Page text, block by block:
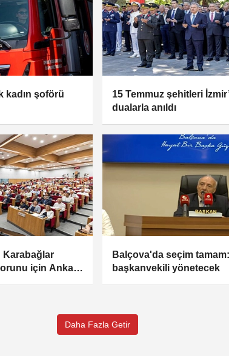
kadın şoförü
15 Temmuz şehitleri
dualarla anıldı
Karabağlar
için Ankara
Balçova'da seçim
başkanvekili yönetecek
Daha Fazla Getir